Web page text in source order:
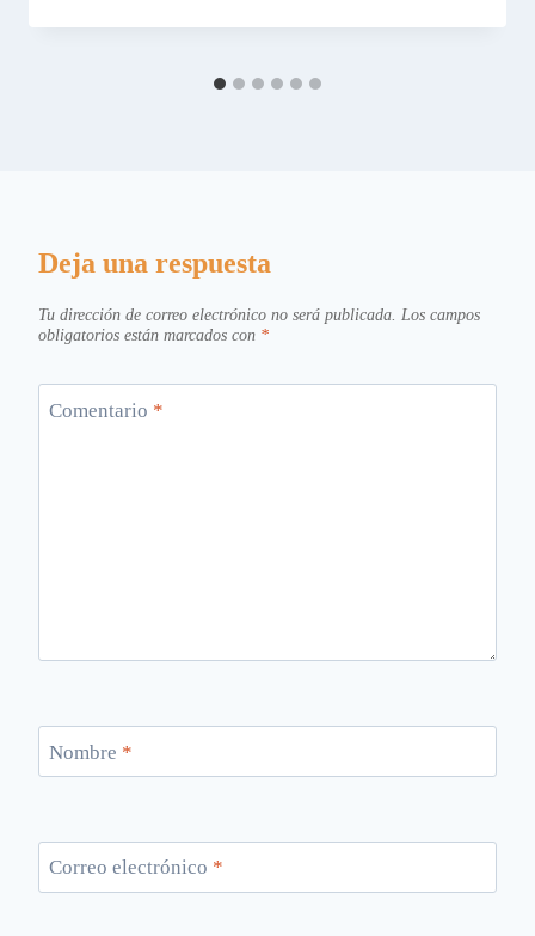
Deja una respuesta
Tu dirección de correo electrónico no será publicada. Los campos
obligatorios están marcados con *
Comentario *
Nombre *
Correo electrónico *